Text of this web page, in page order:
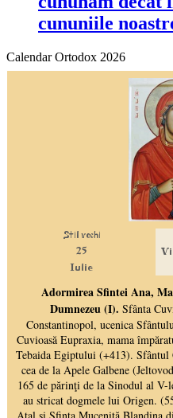
cununiile
Calendar Ortodox 2026